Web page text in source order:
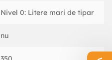
Nivel 0: Litere mari de tipar
nu